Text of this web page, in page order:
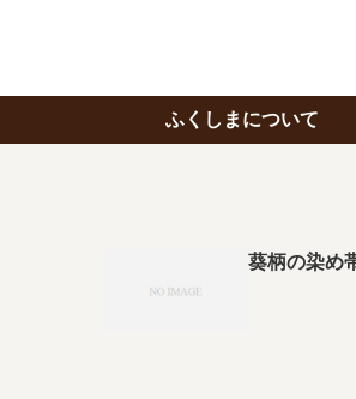
ふくしまについて
葵柄の染め